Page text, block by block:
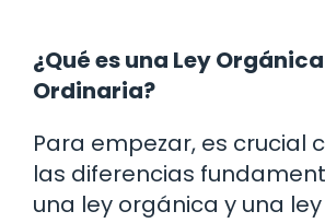
¿Qué es una Ley
Ordinaria?
Para empezar, es crucial
las diferencias
una ley orgánica y una